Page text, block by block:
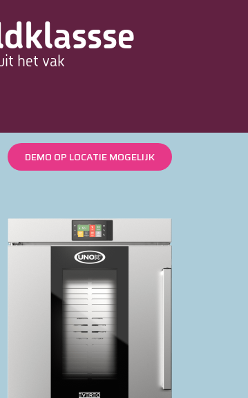
het vak
DEMO OP LOCATIE MOGELIJK